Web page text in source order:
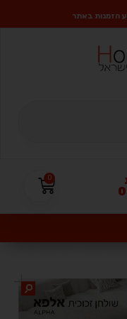
הזמנות באתר
0